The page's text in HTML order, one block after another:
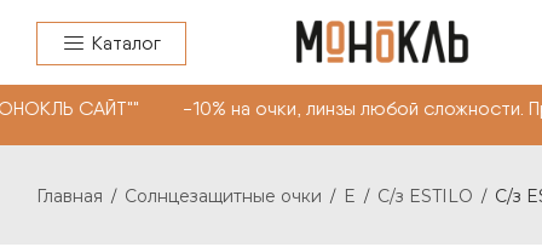
Каталог
САЙТ"" -10% на очки, линзы любой
Главная / Солнцезащитные очки / E / С/з ESTILO / С/з